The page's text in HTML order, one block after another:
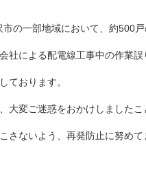
の一部地域において、約500
社による配電線工事中の作業誤
ております。
大変ご迷惑をおかけしましたこ
さないよう、再発防止に努めて